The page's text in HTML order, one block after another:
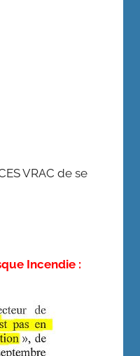
VRAC de se
Incendie :